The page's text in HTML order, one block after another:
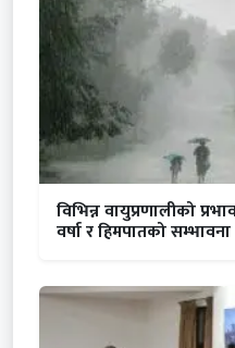
विभिन्न वायुप्रणालीको
वर्षा र हिमपातको सम्भावना